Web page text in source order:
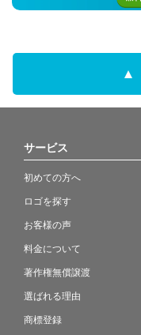
サービス
初めての方へ
ロゴを探す
お客様の声
料金について
著作権無償譲渡
選ばれる理由
商標登録